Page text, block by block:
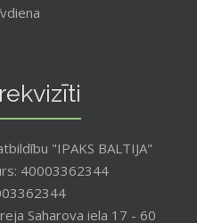
"IPAKS BALTIJA"
40003362344
Saharova iela 17 - 60